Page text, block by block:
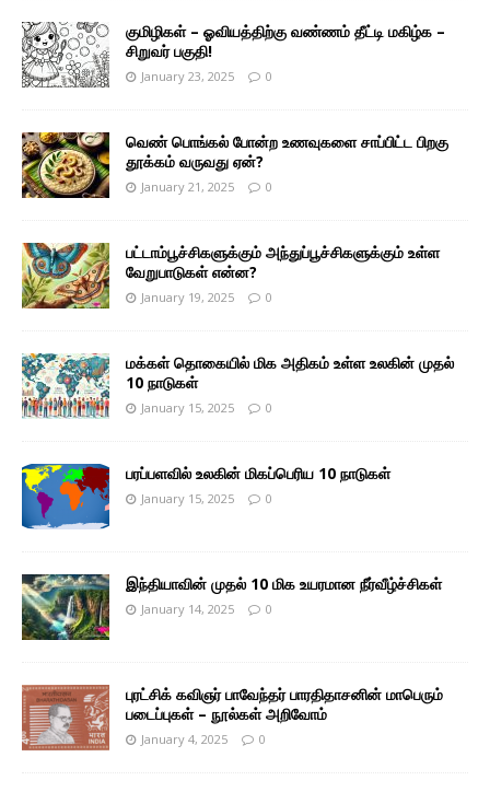
குமிழிகள் – ஓவியத்திற்கு வண்ணம் தீட்டி மகிழ்க –
சிறுவர் பகுதி!
January 23, 2025 0
வெண் பொங்கல் போன்ற உணவுகளை சாப்பிட்ட பிறகு
தூக்கம் வருவது ஏன்?
January 21, 2025 0
பட்டாம்பூச்சிகளுக்கும் அந்துப்பூச்சிகளுக்கும் உள்ள
வேறுபாடுகள் என்ன?
January 19, 2025 0
மக்கள் தொகையில் மிக அதிகம் உள்ள உலகின் முதல்
10 நாடுகள்
January 15, 2025 0
பரப்பளவில் உலகின் மிகப்பெரிய 10 நாடுகள்
January 15, 2025 0
இந்தியாவின் முதல் 10 மிக உயரமான நீர்வீழ்ச்சிகள்
January 14, 2025 0
புரட்சிக் கவிஞர் பாவேந்தர் பாரதிதாசனின் மாபெரும்
படைப்புகள் – நூல்கள் அறிவோம்
January 4, 2025 0